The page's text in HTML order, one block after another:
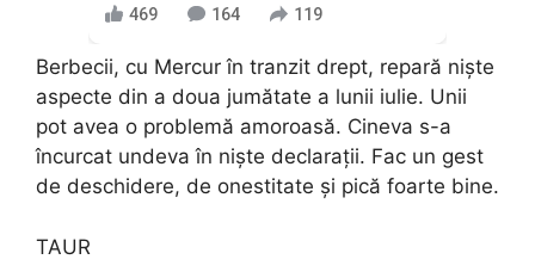
469 164 119
Berbecii, cu Mercur în tranzit drept, repară niște
aspecte din a doua jumătate a lunii iulie. Unii
pot avea o problemă amoroasă. Cineva s-a
încurcat undeva în niște declarații. Fac un gest
de deschidere, de onestitate și pică foarte bine.
TAUR